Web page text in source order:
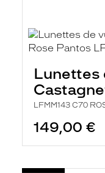
Lunettes
LFMM143 C70
149,00 €